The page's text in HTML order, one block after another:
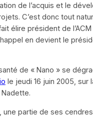
de l’acquis et le
C’est donc tout
élire président de
en devient le
de « Nano »se
le jeudi 16 juin 2005, sur
une partie de ses